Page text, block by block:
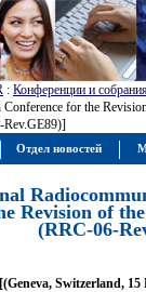
: Конференции и
for the
Rev.GE89)]
Revision of
(RRC-06-
[(Geneva, Switzerland, 15
Отдел новостей